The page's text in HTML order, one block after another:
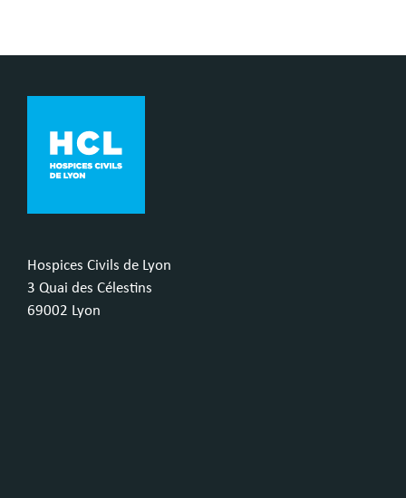
Hospices Civils de Lyon
3 Quai des Célestins
69002 Lyon